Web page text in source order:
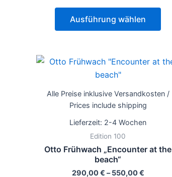
Ausführung wählen
Alle Preise inklusive Versandkosten /
Prices include shipping
Lieferzeit: 2-4 Wochen
Edition 100
Otto Frühwach „Encounter at the
beach“
290,00€ –550,00€